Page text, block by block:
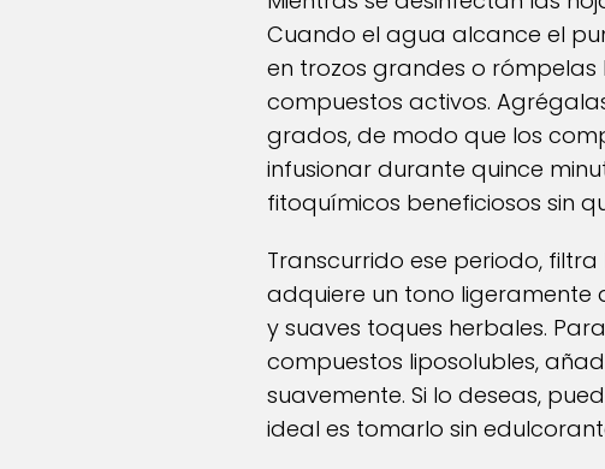
Cuando el agua alcance el
en trozos grandes o
compuestos activos.
grados, de modo que los
infusionar durante quince
fitoquímicos beneficiosos sin
Transcurrido ese periodo,
adquiere un tono ligeramente
y suaves toques herbales.
compuestos liposolubles,
suavemente. Si lo deseas,
ideal es tomarlo sin